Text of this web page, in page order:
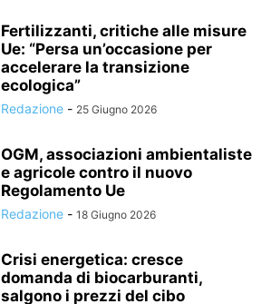
Fertilizzanti, critiche alle misure
Ue: “Persa un’occasione per
accelerare la transizione
ecologica”
Redazione - 25 Giugno 2026
OGM, associazioni ambientaliste
e agricole contro il nuovo
Regolamento Ue
Redazione - 18 Giugno 2026
Crisi energetica: cresce
domanda di biocarburanti,
salgono i prezzi del cibo